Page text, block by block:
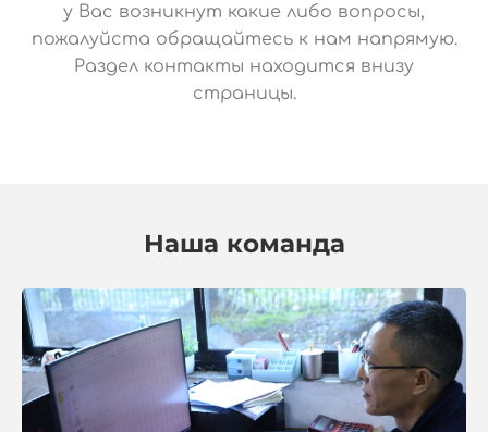
у Вас возникнут какие либо вопросы,
пожалуйста обращайтесь к нам напрямую.
Раздел контакты находится внизу
страницы.
Наша команда